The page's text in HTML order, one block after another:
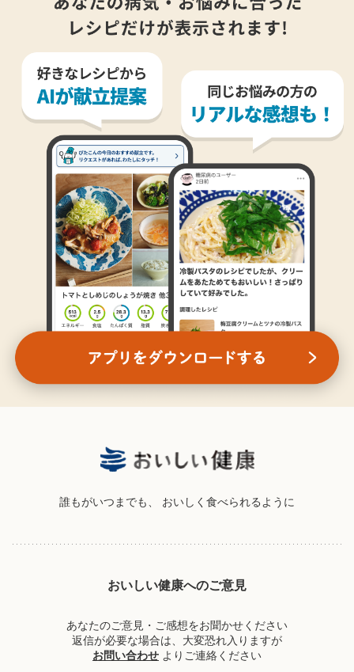
誰もがいつまでも、 おいしく食べられるように
おいしい健康へのご意見
あなたのご意見・ご感想をお聞かせください
返信が必要な場合は、大変恐れ入りますが
お問い合わせ よりご連絡ください